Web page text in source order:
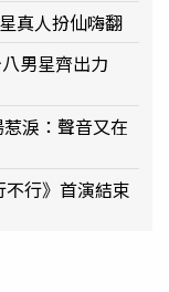
真人扮仙嗨翻
男星齊出力
淚：聲音又在
行》首演結束